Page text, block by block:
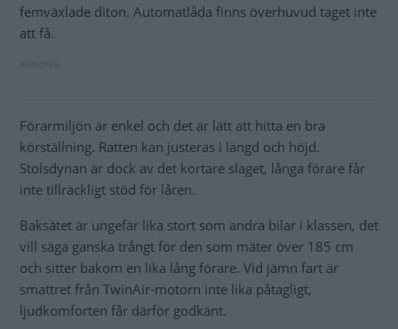
femväxlade diton. Automatlåda finns överhuvud taget inte
att få.
Förarmiljön är enkel och det är lätt att hitta en bra
körställning. Ratten kan justeras i längd och höjd.
Stolsdynan är dock av det kortare slaget, långa förare får
inte tillräckligt stöd för låren.
Baksätet är ungefär lika stort som andra bilar i klassen, det
vill säga ganska trångt för den som mäter över 185 cm
och sitter bakom en lika lång förare. Vid jämn fart är
smattret från TwinAir-motorn inte lika påtagligt,
ljudkomforten får därför godkänt.